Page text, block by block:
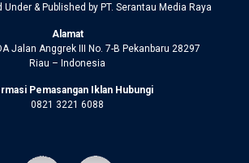
& Published by PT. Serantau Media Raya
Alamat
Jalan Anggrek III No. 7-B Pekanbaru 28297
Riau – Indonesia
Pemasangan Iklan Hubungi
0821 3221 6088